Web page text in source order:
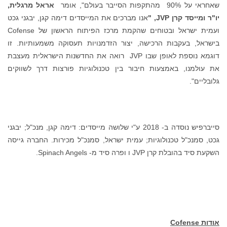
שאחראי על 90% מהתקפות הסייבר בעולם", אומר
אראל מרגלית,
יו"ר ומייסד קרן JVP
, "אנו מברכים את המייסדים דימה קגן, יבגני גכט
ועמית ישראל ובטוחים שהקמת מרכז הפיתוח הראשון של Cofense
בישראל, בעקבות הרכישה, יצור הזדמנויות תעסוקה משמעותיות. זו
דוגמא נוספת לאופן שבו JVP רואה את החדשנות הישראלית מעצבת
את עולמנו, באמצעות חיבור בין טכנולוגיות פורצות דרך לשווקים
גלובליים".
סייברפיש נוסדה ב- 2018 ע"י שלושה מייסדים: דימה קגן, מנכ"ל; יבגני
גכט, סמנכ"ל טכנולוגיות; עמית ישראל, סמנכ"ל מכירות. החברה גייסה
השקעת סיד בהובלת קרן JVP ו ופרה סיד מ- Spinach Angels.
אודות Cofense